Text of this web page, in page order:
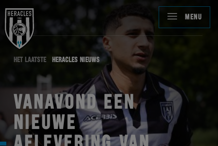
MENU
HET LAATSTE HERACLES NIEUWS
VANAVOND EEN
NIEUWE